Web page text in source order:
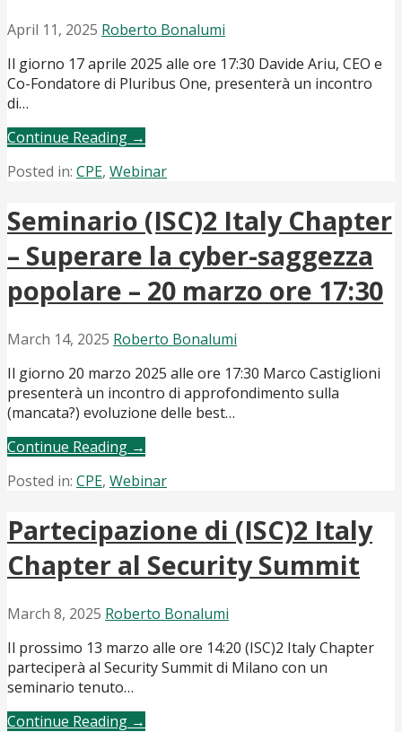
April 11, 2025 Roberto Bonalumi
Il giorno 17 aprile 2025 alle ore 17:30 Davide Ariu, CEO e
Co-Fondatore di Pluribus One, presenterà un incontro
di…
Continue Reading →
Posted in: CPE, Webinar
Seminario (ISC)2 Italy Chapter
– Superare la cyber-saggezza
popolare – 20 marzo ore 17:30
March 14, 2025 Roberto Bonalumi
Il giorno 20 marzo 2025 alle ore 17:30 Marco Castiglioni
presenterà un incontro di approfondimento sulla
(mancata?) evoluzione delle best…
Continue Reading →
Posted in: CPE, Webinar
Partecipazione di (ISC)2 Italy
Chapter al Security Summit
March 8, 2025 Roberto Bonalumi
Il prossimo 13 marzo alle ore 14:20 (ISC)2 Italy Chapter
parteciperà al Security Summit di Milano con un
seminario tenuto…
Continue Reading →